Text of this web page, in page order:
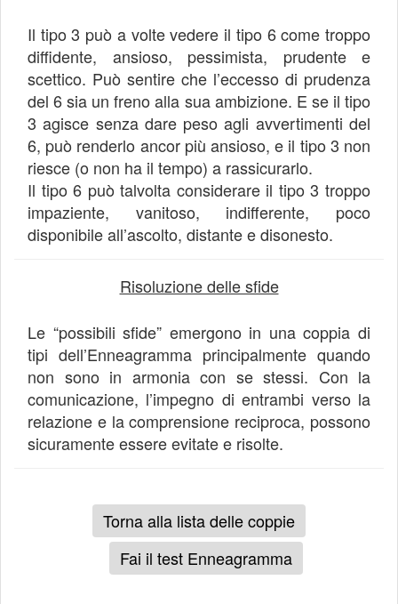
Il tipo 3 può a volte vedere il tipo 6 come troppo
diffidente, ansioso, pessimista, prudente e
scettico. Può sentire che l’eccesso di prudenza
del 6 sia un freno alla sua ambizione. E se il tipo
3 agisce senza dare peso agli avvertimenti del
6, può renderlo ancor più ansioso, e il tipo 3 non
riesce (o non ha il tempo) a rassicurarlo.
Il tipo 6 può talvolta considerare il tipo 3 troppo
impaziente, vanitoso, indifferente, poco
disponibile all’ascolto, distante e disonesto.
Risoluzione delle sfide
Le “possibili sfide” emergono in una coppia di
tipi dell’Enneagramma principalmente quando
non sono in armonia con se stessi. Con la
comunicazione, l’impegno di entrambi verso la
relazione e la comprensione reciproca, possono
sicuramente essere evitate e risolte.
Torna alla lista delle coppie
Fai il test Enneagramma